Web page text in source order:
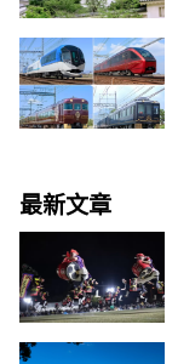
最新文章